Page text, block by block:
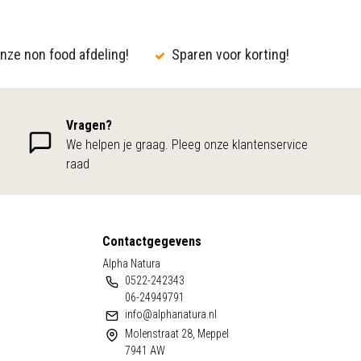
non food afdeling! Sparen voor korting!
Vragen?
We helpen je graag. Pleeg onze klantenservice
raad
Contactgegevens
Alpha Natura
0522-242343
06-24949791
info@alphanatura.nl
Molenstraat 28, Meppel
7941 AW